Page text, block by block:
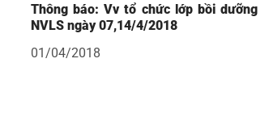
Thông báo: Vv tổ chức lớp bồi dưỡng
NVLS ngày 07,14/4/2018
01/04/2018